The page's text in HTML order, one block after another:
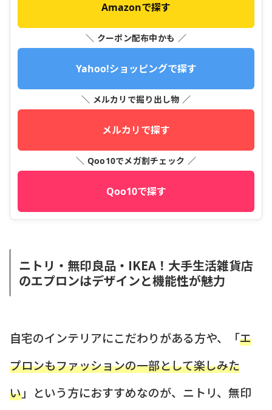
Amazonで探す
＼ クーポン配布中かも ／
Yahoo!ショッピングで探す
＼ メルカリで掘り出し物 ／
メルカリで探す
＼ Qoo10でメガ割チェック ／
Qoo10で探す
ニトリ・無印良品・IKEA！大手生活雑貨店
のエプロンはデザインと機能性が魅力
自宅のインテリアにこだわりがある方や、「エ
プロンもファッションの一部として楽しみた
い」という方におすすめなのが、ニトリ、無印